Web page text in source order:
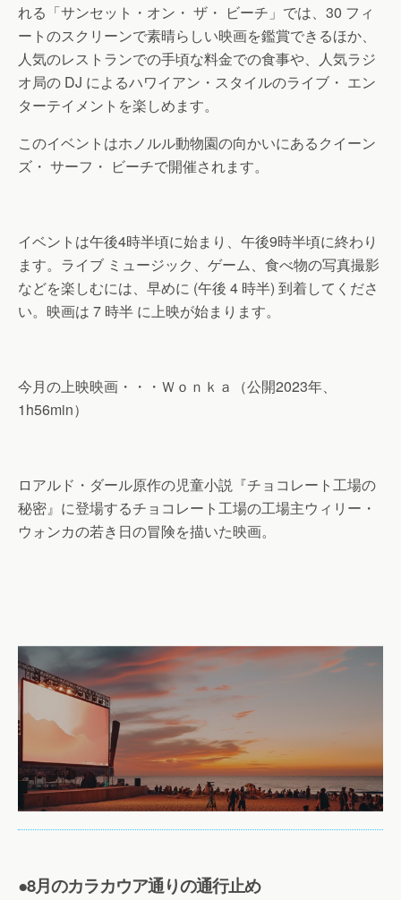
れる「サンセット・オン・ ザ・ ビーチ」では、30 フィ
ートのスクリーンで素晴らしい映画を鑑賞できるほか、
人気のレストランでの手頃な料金での食事や、人気ラジ
オ局の DJ によるハワイアン・スタイルのライブ・ エン
ターテイメントを楽しめます。
このイベントはホノルル動物園の向かいにあるクイーン
ズ・ サーフ・ ビーチで開催されます。
イベントは午後4時半頃に始まり、午後9時半頃に終わり
ます。ライブ ミュージック、ゲーム、食べ物の写真撮影
などを楽しむには、早めに (午後 4 時半) 到着してくださ
い。映画は 7 時半 に上映が始まります。
今月の上映映画・・・Ｗｏｎｋａ（公開2023年、
1h56min）
ロアルド・ダール原作の児童小説『チョコレート工場の
秘密』に登場するチョコレート工場の工場主ウィリー・
ウォンカの若き日の冒険を描いた映画。
●8月のカラカウア通りの通行止め